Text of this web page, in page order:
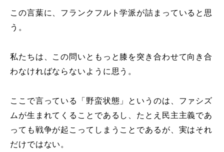
この言葉に、フランクフルト学派が詰まっていると思
う。
私たちは、この問いともっと膝を突き合わせて向き合
わなければならないように思う。
ここで言っている「野蛮状態」というのは、ファシズ
ムが生まれてくることであるし、たとえ民主主義であ
っても戦争が起こってしまうことであるが、実はそれ
だけではない。